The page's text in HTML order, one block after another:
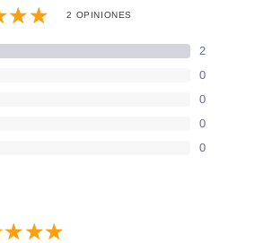
ningún
comprar con
2 OPINIONES
2
0
0
0
0